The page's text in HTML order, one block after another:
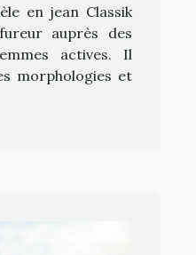
en jean Classik
auprès des
actives. Il
morphologies et